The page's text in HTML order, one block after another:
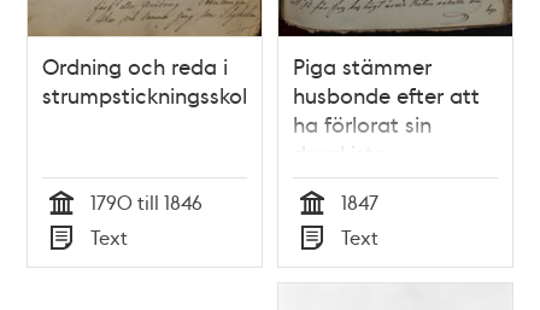
Ordning och reda i
strumpstickningsskolan
Tid
1790 till 1846
Typ
Text
Piga stämmer
husbonde efter att
ha förlorat sin
dragkista
Tid
1847
Typ
Text